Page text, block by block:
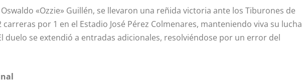
«Ozzie» Guillén, se llevaron una reñida victoria ante los Tiburones de
por 1 en el Estadio José Pérez Colmenares, manteniendo viva su lucha
duelo se extendió a entradas adicionales, resolviéndose por un error del